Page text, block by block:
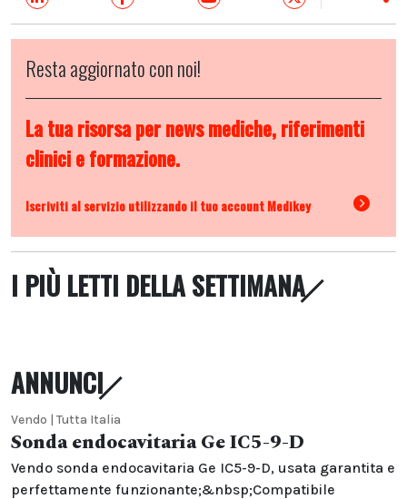
Resta aggiornato con noi!
La tua risorsa per news mediche, riferimenti
clinici e formazione.
Iscriviti al servizio utilizzando il tuo account Medikey
I PIÙ LETTI DELLA SETTIMANA
ANNUNCI
Vendo | Tutta Italia
Sonda endocavitaria Ge IC5-9-D
Vendo sonda endocavitaria Ge IC5-9-D, usata garantita e
perfettamente funzionante;&nbsp;Compatibile